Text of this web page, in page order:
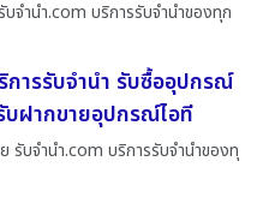
จํานํา.com บริการรับจำนำของทุก
การรับจำนำ รับซื้ออุปกรณ์
บฝากขายอุปกรณ์ไอที
รับจํานํา.com บริการรับจำนำของทุ